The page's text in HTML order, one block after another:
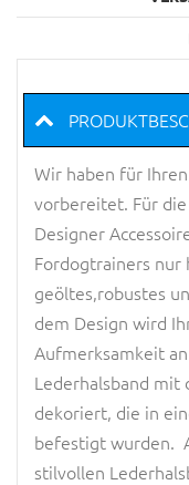
Wir haben für
vorbereitet. Für
Designer
Fordogtrainers nur
geöltes,robustes
dem Design wird
Aufmerksamkeit
Lederhalsband mit
dekoriert, die in
befestigt wurden.
stilvollen